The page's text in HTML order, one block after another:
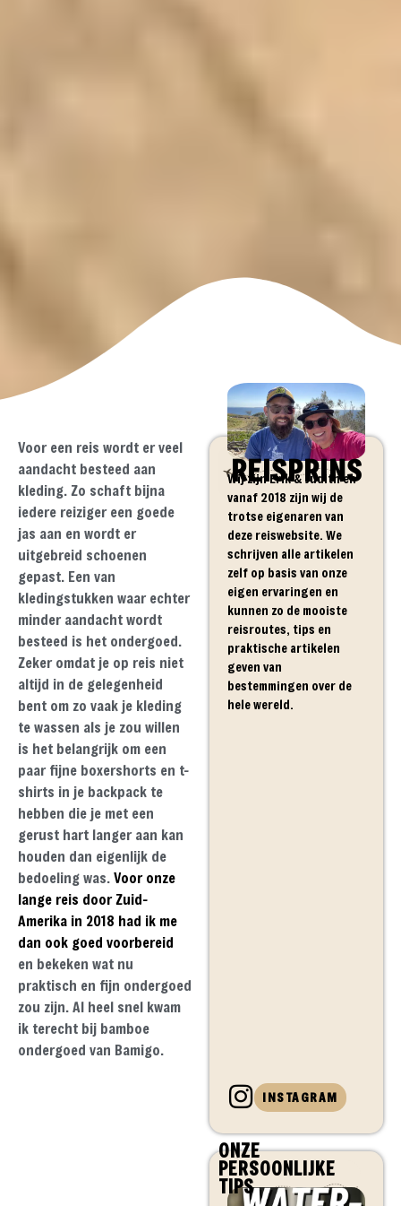
Voor een reis wordt er veel
aandacht besteed aan
kleding. Zo schaft bijna
iedere reiziger een goede
jas aan en wordt er
uitgebreid schoenen
gepast. Een van
kledingstukken waar echter
minder aandacht wordt
besteed is het ondergoed.
Zeker omdat je op reis niet
altijd in de gelegenheid
bent om zo vaak je kleding
te wassen als je zou willen
is het belangrijk om een
paar fijne boxershorts en t-
shirts in je backpack te
hebben die je met een
gerust hart langer aan kan
houden dan eigenlijk de
bedoeling was.Voor onze
lange reis door Zuid-
Amerika in 2018 had ik me
dan ook goed voorbereid
en bekeken wat nu
praktisch en fijn ondergoed
zou zijn. Al heel snel kwam
ik terecht bij bamboe
ondergoed van Bamigo.
REISPRINS
Wij zijn Erik & Judith en
vanaf 2018 zijn wij de
trotse eigenaren van
deze reiswebsite. We
schrijven alle artikelen
zelf op basis van onze
eigen ervaringen en
kunnen zo de mooiste
reisroutes, tips en
praktische artikelen
geven van
bestemmingen over de
hele wereld.
INSTAGRAM
ONZE
PERSOONLIJKE
TIPS